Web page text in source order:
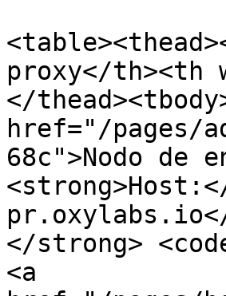
proxy</th><th
</
href="/pages/
68c">Nodo de
pr.oxylabs.io</
</strong>
<a